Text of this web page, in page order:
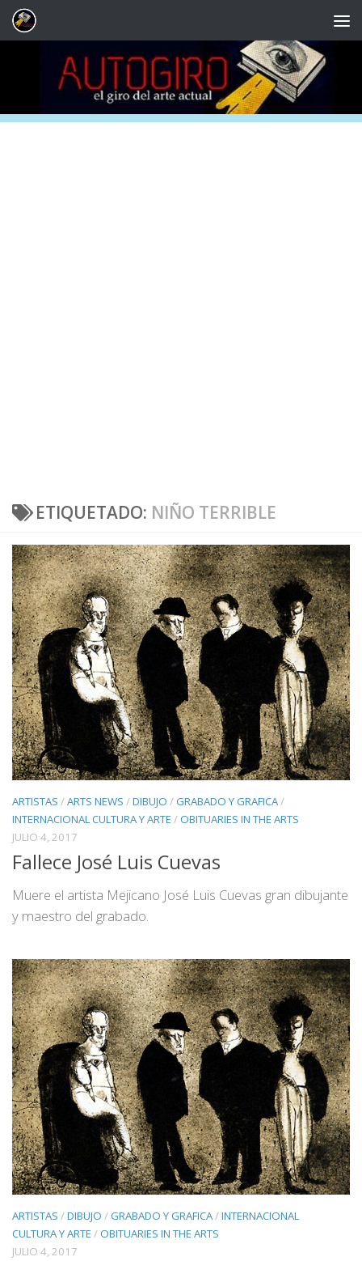
Saltar al contenido
ETIQUETADO: NIÑO TERRIBLE
ARTISTAS /ARTS NEWS /DIBUJO / GRABADO Y GRAFICA /
INTERNACIONAL CULTURA Y ARTE / OBITUARIES IN THE ARTS
JULIO 4, 2017
Fallece José Luis Cuevas
Muere el artista Mejicano José Luis Cuevas gran dibujante
y maestro del grabado.
ARTISTAS /DIBUJO / GRABADO Y GRAFICA/INTERNACIONAL
CULTURA Y ARTE / OBITUARIES IN THE ARTS
JULIO 4, 2017